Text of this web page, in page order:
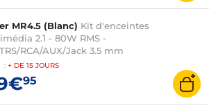
MR4.5 (Blanc) Kit d'enceintes
2.1 - 80W RMS -
RCA/AUX/Jack 3.5 mm
: + DE 15 JOURS
95